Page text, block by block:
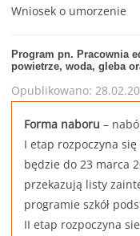
Wniosek o umorzenie
Program pn. Pracownia
powietrze, woda, gleba
Opublikowano:
Forma naboru –
I etap rozpoczyna
będzie do 23 marca
przekazują listy
programie szkół
II etap rozpoczyna